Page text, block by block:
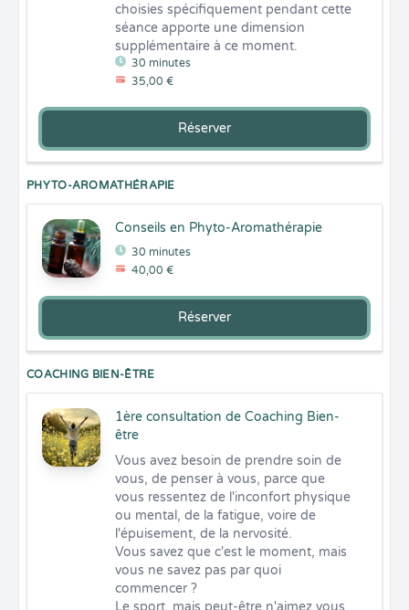
30 minutes
35,00 €
choisies spécifiquement pendant cette
séance apporte une dimension
supplémentaire à ce moment.
Réserver
PHYTO-AROMATHÉRAPIE
Conseils en Phyto-Aromathérapie
30 minutes
40,00 €
Réserver
COACHING BIEN-ÊTRE
1ère consultation de Coaching Bien-
être
Vous avez besoin de prendre soin de
vous, de penser à vous, parce que
vous ressentez de l'inconfort physique
ou mental, de la fatigue, voire de
l'épuisement, de la nervosité.
Vous savez que c'est le moment, mais
vous ne savez pas par quoi
commencer ?
Le sport, mais peut-être n'aimez vous